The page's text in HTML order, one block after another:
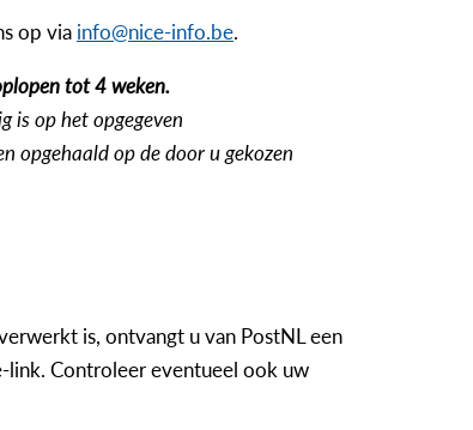
op via info@nice-info.be.
tot 4 weken.
is op het opgegeven
opgehaald op de door u gekozen
is, ontvangt u van PostNL een
link. Controleer eventueel ook uw